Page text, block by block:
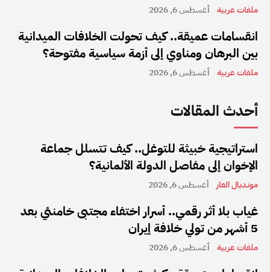
ملفات عربية أغسطس 6, 2026
انقسامات عميقة.. كيف تحولت الخلافات الميدانية
بين البرهان ومناوي إلى أزمة سياسية مفتوحة؟
ملفات عربية أغسطس 6, 2026
أحدث المقالات
استراتيجية خبيثة للتوغل.. كيف تتسلل جماعة
الإخوان إلى مفاصل الدولة الألمانية؟
مونديال العار أغسطس 6, 2026
غياب بلا أثر رقمي.. أسرار اختفاء مجتبى خامنئي بعد
5 أشهر من تولي خلافة إيران
ملفات عربية أغسطس 6, 2026